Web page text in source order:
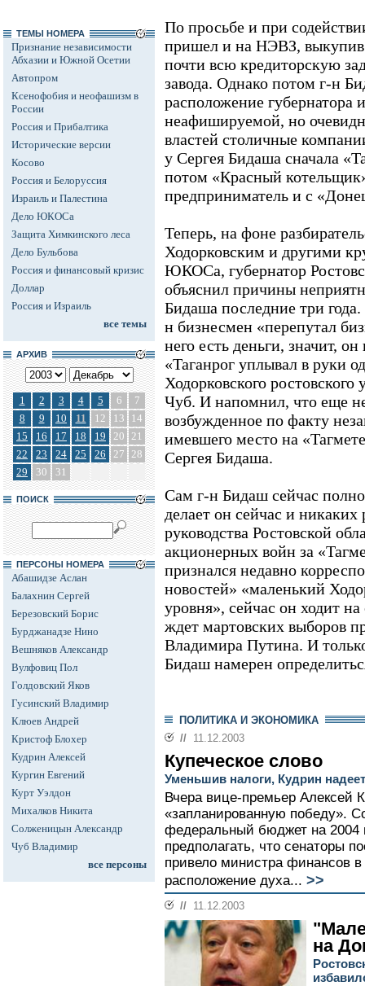
ТЕМЫ НОМЕРА
Признание независимости
Абхазии и Южной Осетии
Автопром
Ксенофобия и неофашизм в
России
Россия и Прибалтика
Исторические версии
Косово
Россия и Белоруссия
Израиль и Палестина
Дело ЮКОСа
Защита Химкинского леса
Дело Бульбова
Россия и финансовый кризис
Доллар
Россия и Израиль
все темы
АРХИВ
1 2 3 4 5 6
7
8
9 10 11 12 13
14
15
16 17 18 19 20 21
22
23 24 25 26 27 28
29
30 31
ПОИСК
ПЕРСОНЫ НОМЕРА
Абашидзе Аслан
Балахнин Сергей
Березовский Борис
Бурджанадзе Нино
Вешняков Александр
Вулфовиц Пол
Голдовский Яков
Гусинский Владимир
Клюев Андрей
Кристоф Блохер
Кудрин Алексей
Кургин Евгений
Курт Уэлдон
Михалков Никита
Солженицын Александр
Чуб Владимир
все персоны
По просьбе и при
пришел и на НЭВЗ, выкупив
почти всю кредиторскую
завода. Однако потом г-н
расположение губернатора
неафишируемой, но
властей столичные
у Сергея Бидаша сначала
потом «Красный
предприниматель и с
Теперь, на фоне
Ходорковским и другими
ЮКОСа, губернатор
объяснил причины
Бидаша последние три
н бизнесмен «перепутал
него есть деньги, значит,
«Таганрог уплывал в руки
Ходорковского ростовского
Чуб. И напомнил, что еще
возбужденное по факту
имевшего место на
Сергея Бидаша.
Сам г-н Бидаш сейчас
делает он сейчас и никаких
руководства Ростовской
акционерных войн за
признался недавно
новостей» «маленький
уровня», сейчас он ходит
ждет мартовских выборов
Владимира Путина. И
Бидаш намерен
ПОЛИТИКА И ЭКОНОМИКА
// 11.12.2003
Купеческое слово
Уменьшив налоги, Кудрин
Вчера вице-премьер Алексей
«запланированную победу».
федеральный бюджет на 2004
предполагать, что сенаторы
привело министра финансов в
расположение духа... >>
// 11.12.2003
на